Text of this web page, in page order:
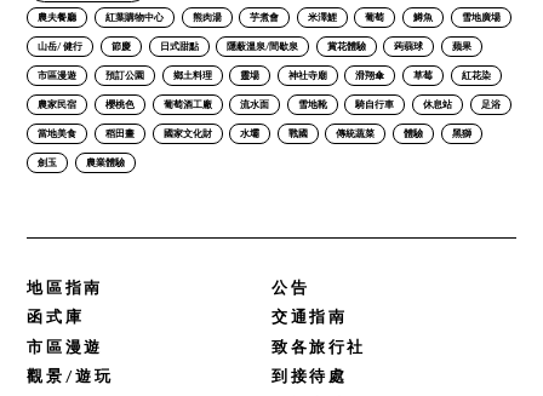
農夫餐廳 紅葉購物中心 熊肉湯 芋煮會 米澤鯉 葡萄 鱒魚 雪地廣場
山岳/ 健行 節慶 日式甜點 隱蔽溫泉/間歇泉 賞花體驗 蒟蒻球 蘋果
市區漫遊 預訂公園 鄉土料理 靈場 神社寺廟 滑翔傘 草莓 紅花染
農家民宿 櫻桃色 葡萄酒工廠 流水面 雪地靴 騎自行車 休息站 足浴
當地美食 稻田畫 國家文化財 水壩 戰國 傳統蔬菜 體驗 黑獅
劍玉 農業體驗
地區指南
函式庫
市區漫遊
觀景/遊玩
公告
交通指南
致各旅行社
到接待處